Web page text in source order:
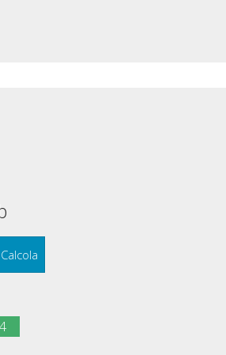
Calcola